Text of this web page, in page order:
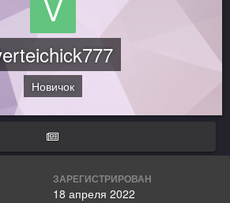
Новичок
ЗАРЕГИСТРИРОВАН
18 апреля 2022